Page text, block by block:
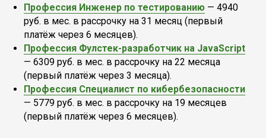
Профессия Инженер по тестированию — 4940
руб. в мес. в рассрочку на 31 месяц (первый
платёж через 6 месяцев).
Профессия Фулстек-разработчик на JavaScript
— 6309 руб. в мес. в рассрочку на 22 месяца
(первый платёж через 3 месяца).
Профессия Специалист по кибербезопас­но­сти
— 5779 руб. в мес. в рассрочку на 19 месяцев
(первый платёж через 6 месяцев).